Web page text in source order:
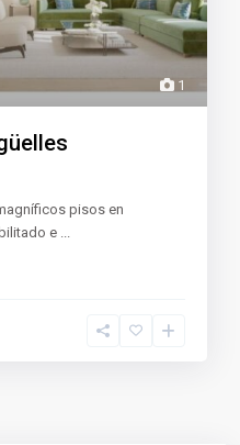
1
pisos en
e